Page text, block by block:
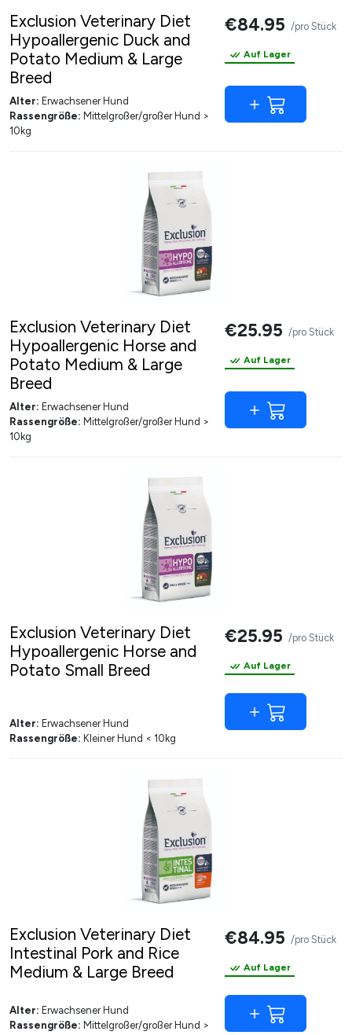
Exclusion Veterinary Diet
Hypoallergenic Duck and
Potato Medium & Large
Breed
Alter: Erwachsener Hund
Rassengröße: Mittelgroßer/großer Hund >
10kg
€84.95 /pro Stück
Auf Lager
Exclusion Veterinary Diet
Hypoallergenic Horse and
Potato Medium & Large
Breed
Alter: Erwachsener Hund
Rassengröße: Mittelgroßer/großer Hund >
10kg
€25.95 /pro Stück
Auf Lager
Exclusion Veterinary Diet
Hypoallergenic Horse and
Potato Small Breed
Alter: Erwachsener Hund
Rassengröße: Kleiner Hund < 10kg
€25.95 /pro Stück
Auf Lager
Exclusion Veterinary Diet
Intestinal Pork and Rice
Medium & Large Breed
Alter: Erwachsener Hund
Rassengröße: Mittelgroßer/großer Hund >
€84.95 /pro Stück
Auf Lager